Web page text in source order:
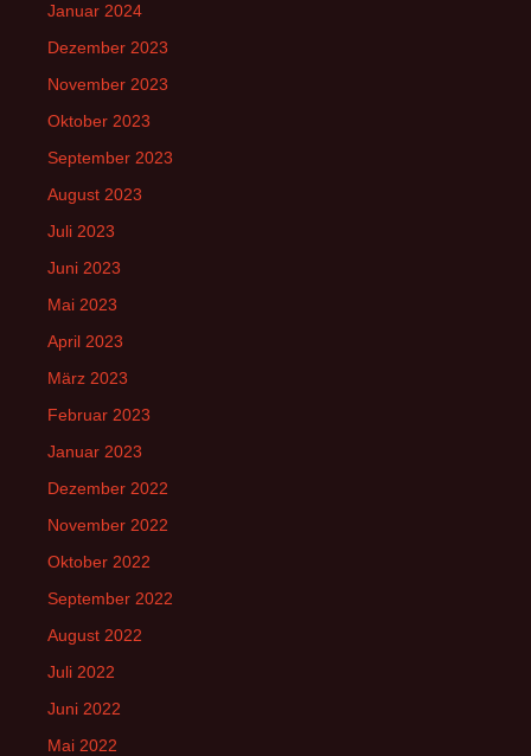
Januar 2024
Dezember 2023
November 2023
Oktober 2023
September 2023
August 2023
Juli 2023
Juni 2023
Mai 2023
April 2023
März 2023
Februar 2023
Januar 2023
Dezember 2022
November 2022
Oktober 2022
September 2022
August 2022
Juli 2022
Juni 2022
Mai 2022